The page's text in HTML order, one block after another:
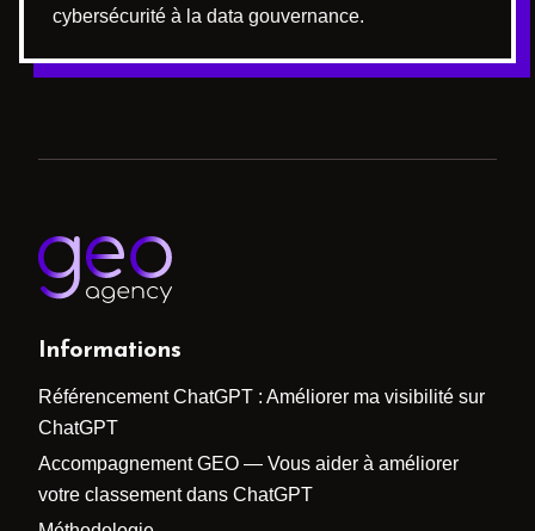
cybersécurité à la data gouvernance.
Informations
Référencement ChatGPT : Améliorer ma visibilité sur
ChatGPT
Accompagnement GEO — Vous aider à améliorer
votre classement dans ChatGPT